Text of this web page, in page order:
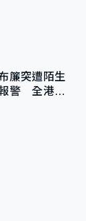
簾突遭陌生
警 全港分